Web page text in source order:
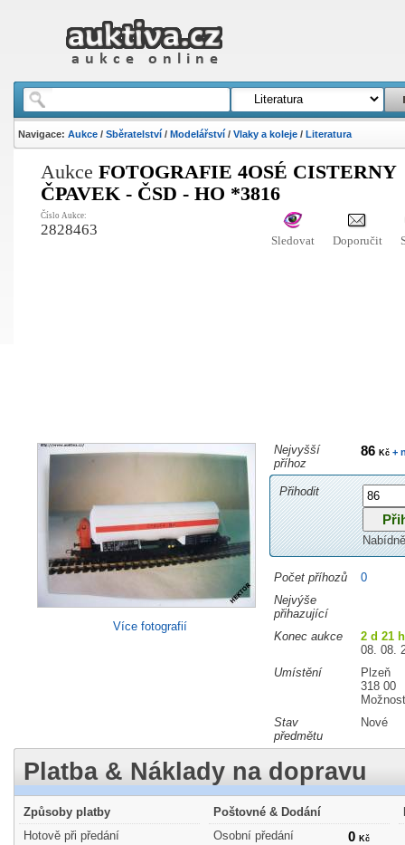
Navigace: Aukce/ Sběratelství/ Modelářství/ Vlaky a koleje/ Literatura
Aukce FOTOGRAFIE 4OSÉ CISTERNY
ČPAVEK - ČSD - HO *3816
Číslo Aukce:
2828463
Sledovat Doporučit
Více fotografií
Nejvyšší
příhoz
86 Kč+
Přihodit
Počet příhozů
0
Nejvýše
přihazující
Konec aukce
2 d 21
08. 08.
Umístění
Plzeň
318 00
Stav
předmětu
Nové
Platba & Náklady na dopravu
Způsoby platby
Hotově při předání
Poštovné & Dodání
Osobní předání
0 Kč